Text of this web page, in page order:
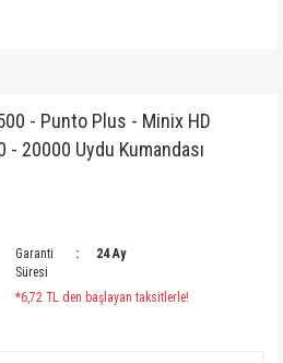
- Punto Plus - Minix HD
20000 Uydu Kumandası
Garanti
Süresi
24 Ay
*6,72 TL den başlayan taksitlerle!